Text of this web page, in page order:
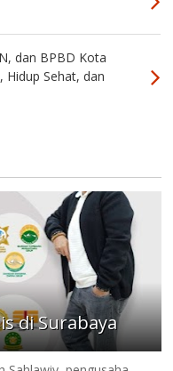
dan BPBD Kota
Hidup Sehat, dan
di Surabaya